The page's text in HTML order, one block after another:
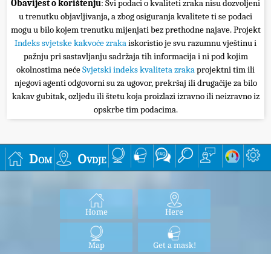
Obavijest o korištenju: Svi podaci o kvaliteti zraka nisu dozvoljeni
u trenutku objavljivanja, a zbog osiguranja kvalitete ti se podaci
mogu u bilo kojem trenutku mijenjati bez prethodne najave. Projekt
Indeks svjetske kakvoće zrakaiskoristio je svu razumnu vještinu i
pažnju pri sastavljanju sadržaja tih informacija i ni pod kojim
okolnostima nećeSvjetski indeks kvaliteta zrakaprojektni tim ili
njegovi agenti odgovorni su za ugovor, prekršaj ili drugačije za bilo
kakav gubitak, ozljedu ili štetu koja proizlazi izravno ili neizravno iz
opskrbe tim podacima.
Dom Ovdje
Home Here
Map Get a mask!